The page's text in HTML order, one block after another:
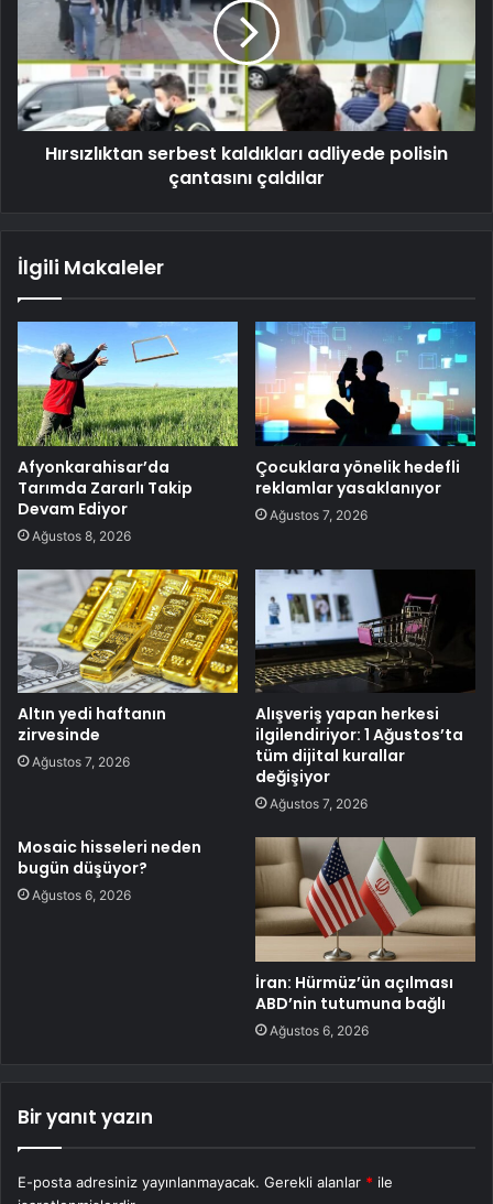
Hırsızlıktan serbest kaldıkları adliyede polisin
çantasını çaldılar
İlgili Makaleler
Afyonkarahisar’da
Tarımda Zararlı Takip
Devam Ediyor
Ağustos 8, 2026
Çocuklara yönelik hedefli
reklamlar yasaklanıyor
Ağustos 7, 2026
Altın yedi haftanın
zirvesinde
Ağustos 7, 2026
Alışveriş yapan herkesi
ilgilendiriyor: 1 Ağustos’ta
tüm dijital kurallar
değişiyor
Ağustos 7, 2026
Mosaic hisseleri neden
bugün düşüyor?
Ağustos 6, 2026
İran: Hürmüz’ün açılması
ABD’nin tutumuna bağlı
Ağustos 6, 2026
Bir yanıt yazın
E-posta adresiniz yayınlanmayacak. Gerekli alanlar * ile